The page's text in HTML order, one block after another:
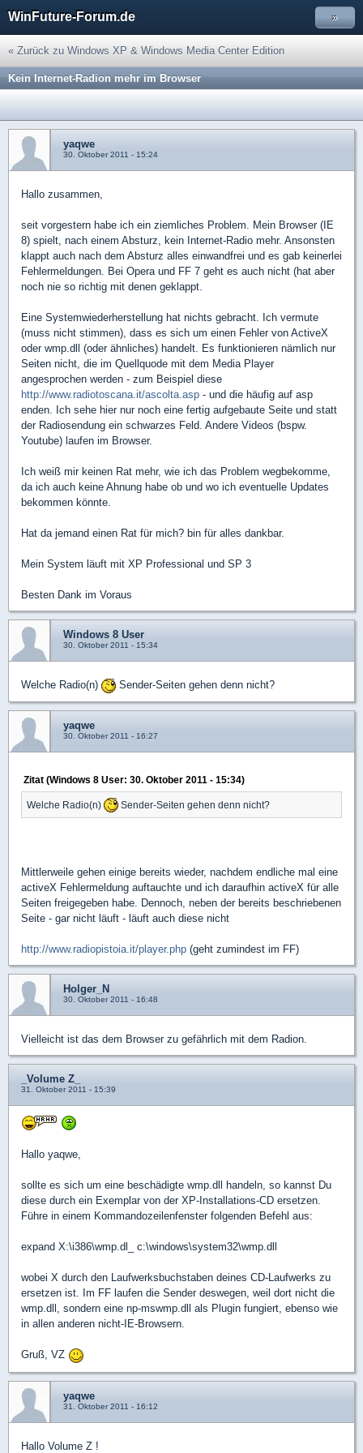
WinFuture-Forum.de »
« Zurück zu Windows XP & Windows Media Center Edition
Kein Internet-Radion mehr im Browser
yaqwe
30. Oktober 2011 - 15:24
Hallo zusammen,
seit vorgestern habe ich ein ziemliches Problem. Mein Browser (IE
8) spielt, nach einem Absturz, kein Internet-Radio mehr. Ansonsten
klappt auch nach dem Absturz alles einwandfrei und es gab keinerlei
Fehlermeldungen. Bei Opera und FF 7 geht es auch nicht (hat aber
noch nie so richtig mit denen geklappt.
Eine Systemwiederherstellung hat nichts gebracht. Ich vermute
(muss nicht stimmen), dass es sich um einen Fehler von ActiveX
oder wmp.dll (oder ähnliches) handelt. Es funktionieren nämlich nur
Seiten nicht, die im Quellquode mit dem Media Player
angesprochen werden - zum Beispiel diese
http://www.radiotoscana.it/ascolta.asp - und die häufig auf asp
enden. Ich sehe hier nur noch eine fertig aufgebaute Seite und statt
der Radiosendung ein schwarzes Feld. Andere Videos (bspw.
Youtube) laufen im Browser.
Ich weiß mir keinen Rat mehr, wie ich das Problem wegbekomme,
da ich auch keine Ahnung habe ob und wo ich eventuelle Updates
bekommen könnte.
Hat da jemand einen Rat für mich? bin für alles dankbar.
Mein System läuft mit XP Professional und SP 3
Besten Dank im Voraus
Windows 8 User
30. Oktober 2011 - 15:34
Welche Radio(n) Sender-Seiten gehen denn nicht?
yaqwe
30. Oktober 2011 - 16:27
Zitat (Windows 8 User: 30. Oktober 2011 - 15:34)
Welche Radio(n) Sender-Seiten gehen denn nicht?
Mittlerweile gehen einige bereits wieder, nachdem endliche mal eine
activeX Fehlermeldung auftauchte und ich daraufhin activeX für alle
Seiten freigegeben habe. Dennoch, neben der bereits beschriebenen
Seite - gar nicht läuft - läuft auch diese nicht
http://www.radiopistoia.it/player.php (geht zumindest im FF)
Holger_N
30. Oktober 2011 - 16:48
Vielleicht ist das dem Browser zu gefährlich mit dem Radion.
_Volume Z_
31. Oktober 2011 - 15:39
Hallo yaqwe,
sollte es sich um eine beschädigte wmp.dll handeln, so kannst Du
diese durch ein Exemplar von der XP-Installations-CD ersetzen.
Führe in einem Kommandozeilenfenster folgenden Befehl aus:
expand X:\i386\wmp.dl_ c:\windows\system32\wmp.dll
wobei X durch den Laufwerksbuchstaben deines CD-Laufwerks zu
ersetzen ist. Im FF laufen die Sender deswegen, weil dort nicht die
wmp.dll, sondern eine np-mswmp.dll als Plugin fungiert, ebenso wie
in allen anderen nicht-IE-Browsern.
Gruß, VZ
yaqwe
31. Oktober 2011 - 16:12
Hallo Volume Z !